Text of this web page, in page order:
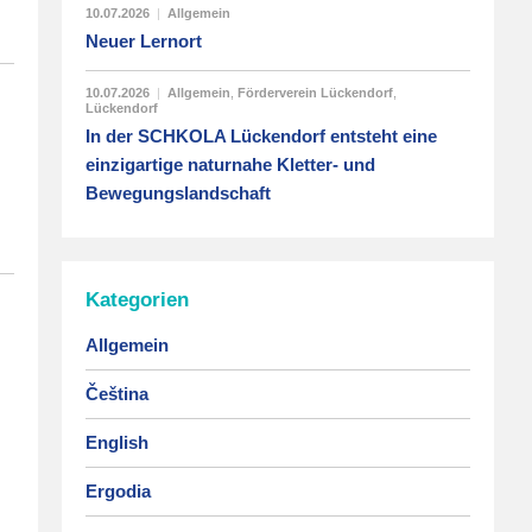
10.07.2026 | Allgemein
Neuer Lernort
10.07.2026 | Allgemein Förderverein Lückendorf
Lückendorf
In der SCHKOLA Lückendorf entsteht eine
einzigartige naturnahe Kletter- und
Bewegungslandschaft
Kategorien
Allgemein
Čeština
English
Ergodia